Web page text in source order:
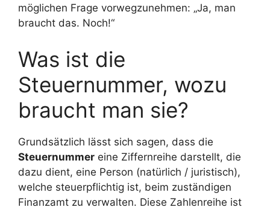
möglichen Frage vorwegzunehmen: „Ja, man
braucht das. Noch!“
Was ist die
Steuernummer, wozu
braucht man sie?
Grundsätzlich lässt sich sagen, dass die
Steuernummer eine Ziffernreihe darstellt, die
dazu dient, eine Person (natürlich / juristisch),
welche steuerpflichtig ist, beim zuständigen
Finanzamt zu verwalten. Diese Zahlenreihe ist